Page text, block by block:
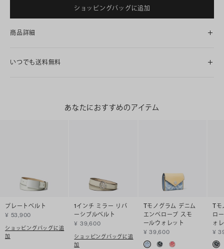
ショッピングバッグに追加
商品詳細
いつでも送料無料
あなたにおすすめのアイテム
プレートベルト
¥ 53,900
ショッピングバッグに追
加
1インチ ミラー リバ
ーシブルベルト
¥ 39,600
ショッピングバッグに追
加
Tモノグラム デニム
エンベロープ スモ
ールウォレット
¥ 39,600
Tモ
ロ
ォ
¥